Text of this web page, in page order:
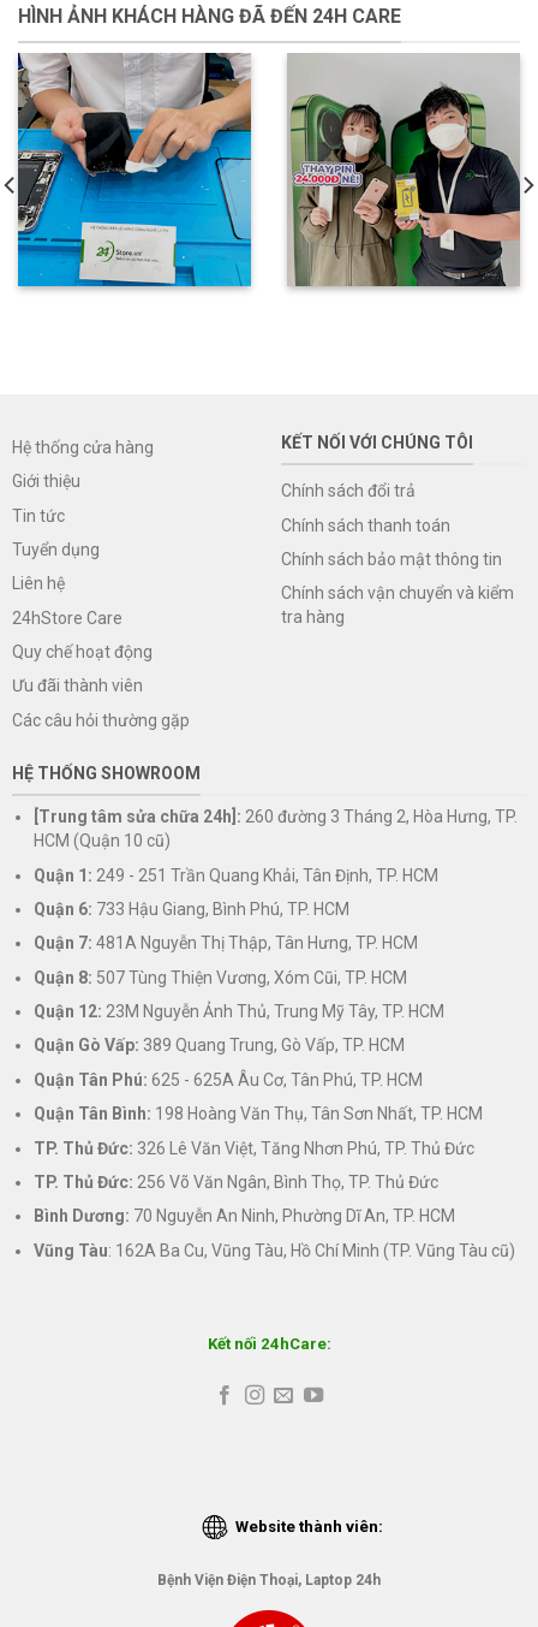
HÌNH ẢNH KHÁCH HÀNG ĐÃ ĐẾN 24H CARE
Hệ thống cửa hàng
Giới thiệu
Tin tức
Tuyển dụng
Liên hệ
24hStore Care
Quy chế hoạt động
Ưu đãi thành viên
Các câu hỏi thường gặp
KẾT NỐI VỚI CHÚNG TÔI
Chính sách đổi trả
Chính sách thanh toán
Chính sách bảo mật thông tin
Chính sách vận chuyển và kiểm
tra hàng
HỆ THỐNG SHOWROOM
[Trung tâm sửa chữa 24h]: 260 đường 3 Tháng 2, Hòa Hưng, TP.
HCM (Quận 10 cũ)
Quận 1: 249 - 251 Trần Quang Khải, Tân Định, TP. HCM
Quận 6: 733 Hậu Giang, Bình Phú, TP. HCM
Quận 7: 481A Nguyễn Thị Thập, Tân Hưng, TP. HCM
Quận 8: 507 Tùng Thiện Vương, Xóm Cũi, TP. HCM
Quận 12: 23M Nguyễn Ảnh Thủ, Trung Mỹ Tây, TP. HCM
Quận Gò Vấp: 389 Quang Trung, Gò Vấp, TP. HCM
Quận Tân Phú: 625 - 625A Âu Cơ, Tân Phú, TP. HCM
Quận Tân Bình: 198 Hoàng Văn Thụ, Tân Sơn Nhất, TP. HCM
TP. Thủ Đức: 326 Lê Văn Việt, Tăng Nhơn Phú, TP. Thủ Đức
TP. Thủ Đức: 256 Võ Văn Ngân, Bình Thọ, TP. Thủ Đức
Bình Dương: 70 Nguyễn An Ninh, Phường Dĩ An, TP. HCM
Vũng Tàu: 162A Ba Cu, Vũng Tàu, Hồ Chí Minh (TP. Vũng Tàu cũ)
Kết nối 24hCare:
Website thành viên:
Bệnh Viện Điện Thoại, Laptop 24h